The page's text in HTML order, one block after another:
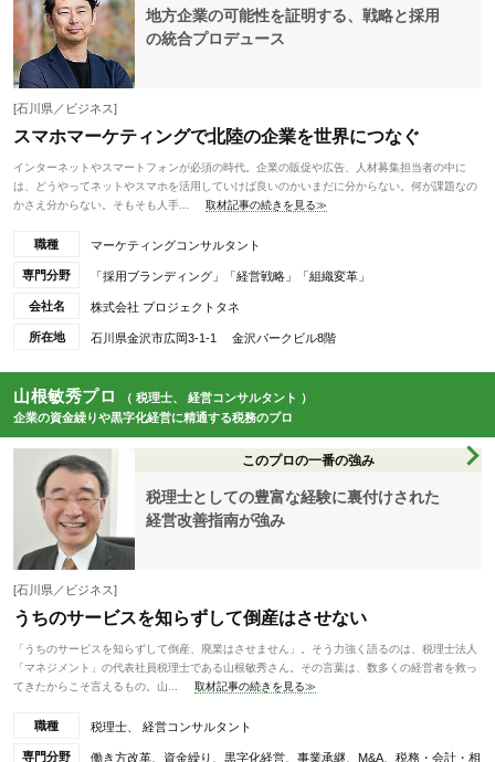
地方企業の可能性を証明する、戦略と採用
の統合プロデュース
[石川県／ビジネス]
スマホマーケティングで北陸の企業を世界につなぐ
インターネットやスマートフォンが必須の時代。企業の販促や広告、人材募集担当者の中に
は、どうやってネットやスマホを活用していけば良いのかいまだに分からない。何が課題なの
かさえ分からない。そもそも人手...
取材記事の続きを見る≫
職種 マーケティングコンサルタント
専門分野 「採用ブランディング」「経営戦略」「組織変革」
会社名 株式会社 プロジェクトタネ
所在地 石川県金沢市広岡3-1-1 金沢パークビル8階
山根敏秀プロ
（ 税理士、 経営コンサルタント ）
企業の資金繰りや黒字化経営に精通する税務のプロ
このプロの一番の強み
税理士としての豊富な経験に裏付けされた
経営改善指南が強み
[石川県／ビジネス]
うちのサービスを知らずして倒産はさせない
「うちのサービスを知らずして倒産、廃業はさせません」。そう力強く語るのは、税理士法人
「マネジメント」の代表社員税理士である山根敏秀さん。その言葉は、数多くの経営者を救っ
てきたからこそ言えるもの。山...
取材記事の続きを見る≫
職種 税理士、 経営コンサルタント
専門分野
働き方改革、資金繰り、黒字化経営、事業承継、M&A、税務・会計・相